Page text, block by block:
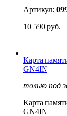
Артикул:
10 590 руб.
Карта
GN4IN
только под
Карта
GN4IN